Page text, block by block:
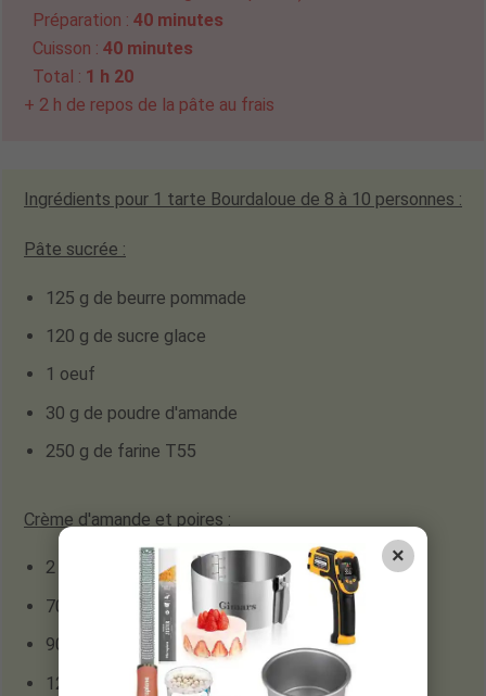
Préparation : 40 minutes
Cuisson : 40 minutes
Total : 1 h 20
+ 2 h de repos de la pâte au frais
Ingrédients pour 1 tarte Bourdaloue de 8 à 10 personnes :
Pâte sucrée :
125 g de beurre pommade
120 g de sucre glace
1 oeuf
30 g de poudre d'amande
250 g de farine T55
Crème d'amande et poires :
2 oeufs
70 g de beurre pommade
90 g de sucre en poudre
125 g de poudre d'amande
×